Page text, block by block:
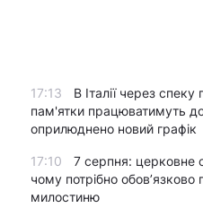
17:13
В Італії через спеку
пам'ятки працюватимуть
оприлюднено новий графік
17:10
7 серпня: церковне
чому потрібно обов’язково
милостиню